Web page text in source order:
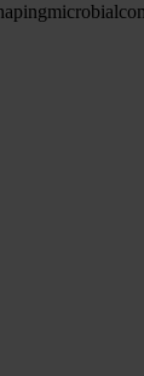
microbial